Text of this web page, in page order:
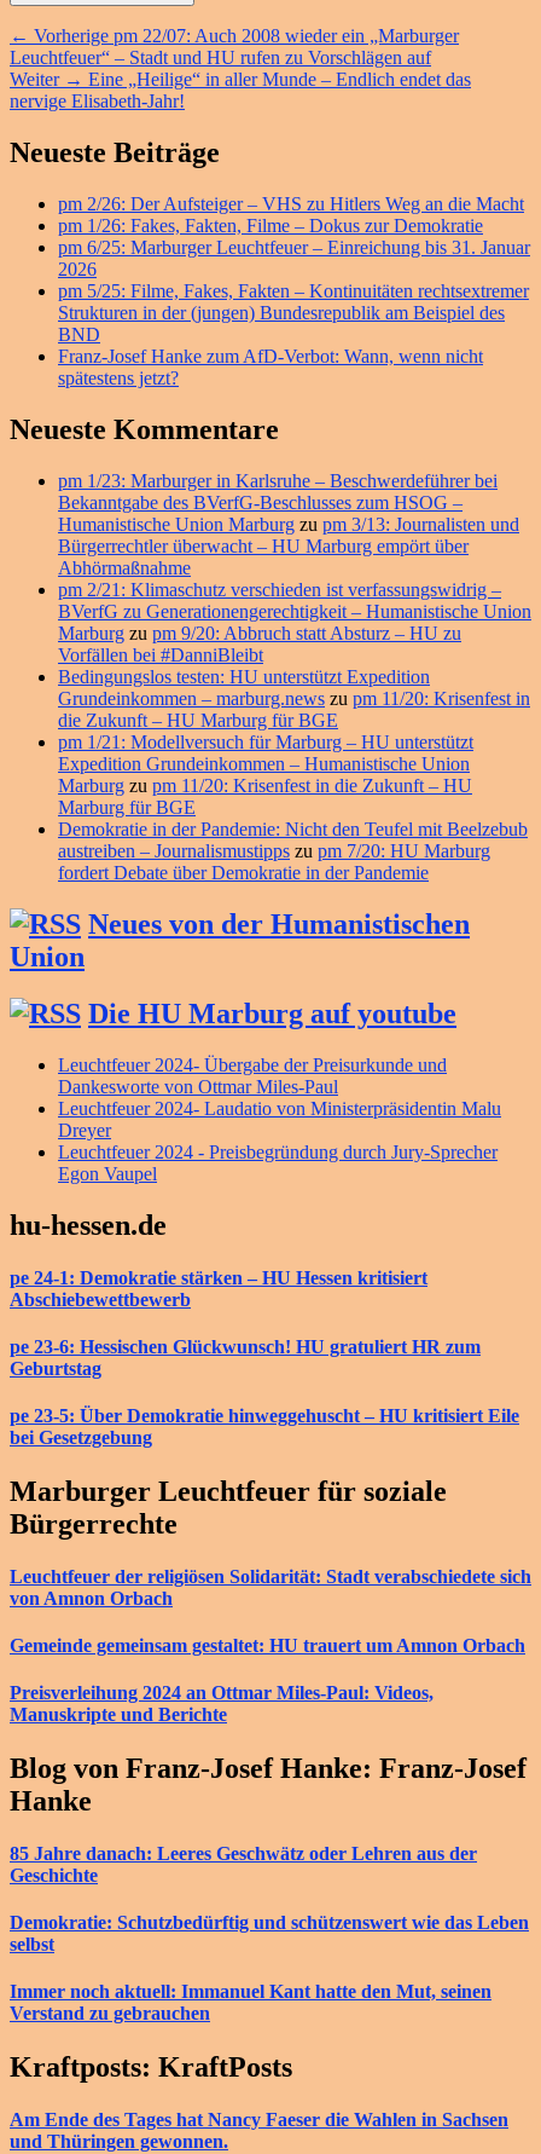
Beitragsnavigation
← Vorherige Vorheriger
Beitrag:
pm 22/07: Auch 2008 wieder ein „Marburger
Leuchtfeuer“ – Stadt und HU rufen zu Vorschlägen auf
Weiter → Nächster
Beitrag:
Eine „Heilige“ in aller Munde – Endlich endet das
nervige Elisabeth-Jahr!
Primärer
Widget-
Bereich
Neueste Beiträge
pm 2/26: Der Aufsteiger – VHS zu Hitlers Weg an die Macht
pm 1/26: Fakes, Fakten, Filme – Dokus zur Demokratie
pm 6/25: Marburger Leuchtfeuer – Einreichung bis 31. Januar
2026
pm 5/25: Filme, Fakes, Fakten – Kontinuitäten rechtsextremer
Strukturen in der (jungen) Bundesrepublik am Beispiel des
BND
Franz-Josef Hanke zum AfD-Verbot: Wann, wenn nicht
spätestens jetzt?
Neueste Kommentare
pm 1/23: Marburger in Karlsruhe – Beschwerdeführer bei
Bekanntgabe des BVerfG-Beschlusses zum HSOG –
Humanistische Union Marburg zu pm 3/13: Journalisten und
Bürgerrechtler überwacht – HU Marburg empört über
Abhörmaßnahme
pm 2/21: Klimaschutz verschieden ist verfassungswidrig –
BVerfG zu Generationengerechtigkeit – Humanistische Union
Marburg zu pm 9/20: Abbruch statt Absturz – HU zu
Vorfällen bei #DanniBleibt
Bedingungslos testen: HU unterstützt Expedition
Grundeinkommen – marburg.news zu pm 11/20: Krisenfest in
die Zukunft – HU Marburg für BGE
pm 1/21: Modellversuch für Marburg – HU unterstützt
Expedition Grundeinkommen – Humanistische Union
Marburg zu pm 11/20: Krisenfest in die Zukunft – HU
Marburg für BGE
Demokratie in der Pandemie: Nicht den Teufel mit Beelzebub
austreiben – Journalismustipps zu pm 7/20: HU Marburg
fordert Debate über Demokratie in der Pandemie
Neues von der Humanistischen
Union
Die HU Marburg auf youtube
Leuchtfeuer 2024- Übergabe der Preisurkunde und
Dankesworte von Ottmar Miles-Paul
Leuchtfeuer 2024- Laudatio von Ministerpräsidentin Malu
Dreyer
Leuchtfeuer 2024 - Preisbegründung durch Jury-Sprecher
Egon Vaupel
hu-hessen.de
pe 24-1: Demokratie stärken – HU Hessen kritisiert
Abschiebewettbewerb
pe 23-6: Hessischen Glückwunsch! HU gratuliert HR zum
Geburtstag
pe 23-5: Über Demokratie hinweggehuscht – HU kritisiert Eile
bei Gesetzgebung
Marburger Leuchtfeuer für soziale
Bürgerrechte
Leuchtfeuer der religiösen Solidarität: Stadt verabschiedete sich
von Amnon Orbach
Gemeinde gemeinsam gestaltet: HU trauert um Amnon Orbach
Preisverleihung 2024 an Ottmar Miles-Paul: Videos,
Manuskripte und Berichte
Blog von Franz-Josef Hanke: Franz-Josef
Hanke
85 Jahre danach: Leeres Geschwätz oder Lehren aus der
Geschichte
Demokratie: Schutzbedürftig und schützenswert wie das Leben
selbst
Immer noch aktuell: Immanuel Kant hatte den Mut, seinen
Verstand zu gebrauchen
Kraftposts: KraftPosts
Am Ende des Tages hat Nancy Faeser die Wahlen in Sachsen
und Thüringen gewonnen.